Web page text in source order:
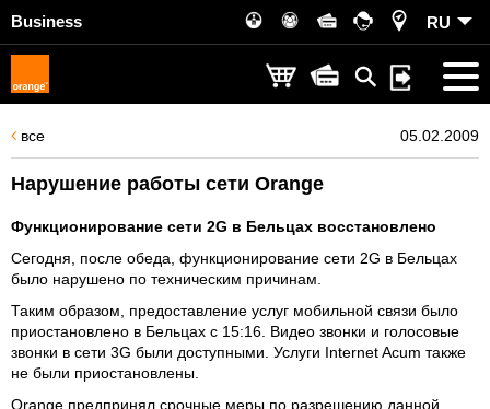
Business RU
все 05.02.2009
Нарушение работы сети Orange
Функционирование сети 2G в Бельцах восстaновлено
Сегодня, после обеда, функционирование сети 2G в Бельцах
было нарушено по техническим причинам.
Таким образом, предоставление услуг мобильной связи было
приостановлено в Бельцах с 15:16. Видео звонки и голосовые
звонки в сети 3G были доступными. Услуги Internet Acum также
не были приостановлены.
Orange предпринял срочные меры по разрешению данной